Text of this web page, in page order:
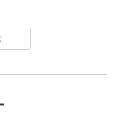
まで若い世代を中心に絶